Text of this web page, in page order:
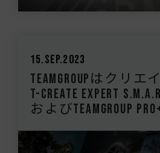
15.Sep.2023
TEAMGROUPはクリ
T-CREATE EXPERT
およびTEAMGROUP